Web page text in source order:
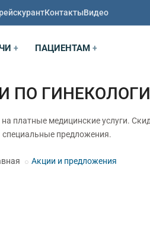
КонтактыВидео
+ ПАЦИЕНТАМ +
ПО
платные медицинские услуги.
специальные предложения.
Акции и предложения